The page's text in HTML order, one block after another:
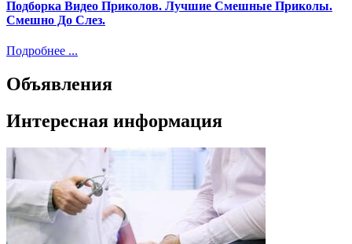
Подборка Видео Приколов. Лучшие Смешные Приколы.
Смешно До Слез.
Подробнее ...
Объявления
Интересная информация